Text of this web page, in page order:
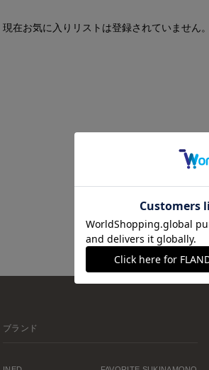
現在お気に入りリストは登録されていません。
ブランド